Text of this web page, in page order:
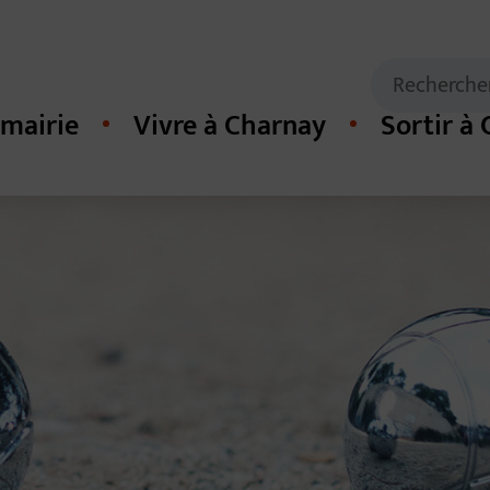
Recherche
Mots clés de
Vivre à Charnay Sortir à